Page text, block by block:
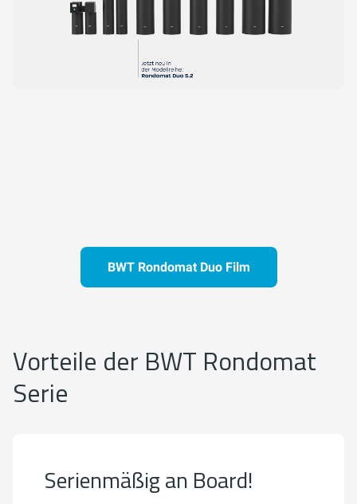
BWT Rondomat Duo Film
Vorteile der BWT Rondomat
Serie
Serienmäßig an Board!